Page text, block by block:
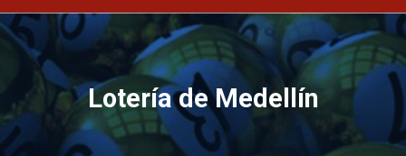
Lotería de Medellín